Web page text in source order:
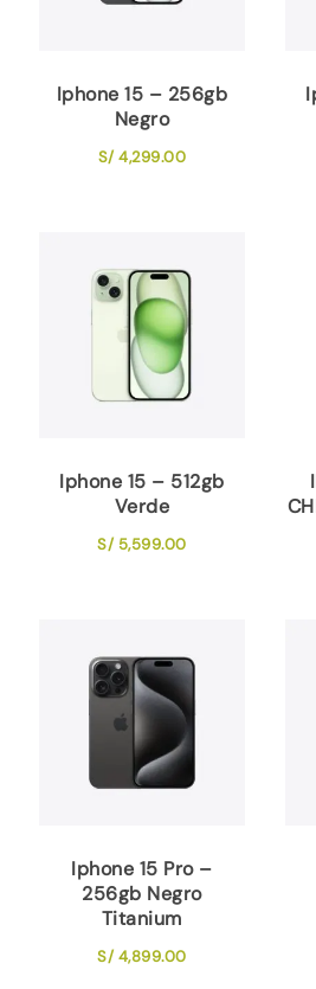
Iphone 15 – 256gb
Negro
S/4,299.00
Iphone 15 – 512gb
Verde
S/5,599.00
Iphone 15 Pro –
256gb Negro
Titanium
S/4,899.00